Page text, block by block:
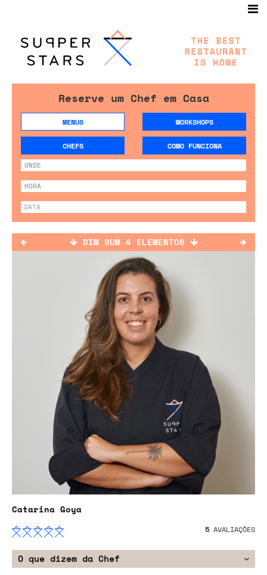
Reserve um Chef em Casa
MENUS WORKSHOPS
CHEFS COMO FUNCIONA
DIM SUM 4 ELEMENTOS
Catarina Goya
5AVALIAÇÕES
O que dizem da Chef